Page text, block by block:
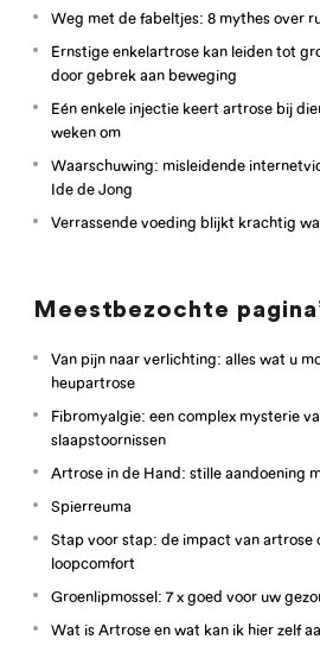
Weg met de fabeltjes: 8 mythes over
Ernstige enkelartrose kan leiden tot
door gebrek aan beweging
Eén enkele injectie keert artrose bij
weken om
Waarschuwing: misleidende
Ide de Jong
Verrassende voeding blijkt krachtig
Meestbezochte
Van pijn naar verlichting: alles wat u
heupartrose
Fibromyalgie: een complex mysterie
slaapstoornissen
Artrose in de Hand: stille aandoening
Spierreuma
Stap voor stap: de impact van artrose
loopcomfort
Groenlipmossel: 7 x goed voor uw
Wat is Artrose en wat kan ik hier zelf